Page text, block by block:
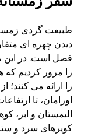
طبیعت گردی
دیدن چهره ای
را مرور کردیم که
را ارائه می کنند؛
اورامان، تا
الیمستان و ابر،
کویرهای سرد و